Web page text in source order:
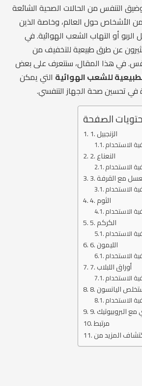
التنفس من الحالات الصحية الشائعة
من الأشخاص حول العالم، وخاصة الذين
أو التهاب الشعب الهوائية. في
عن طرق طبيعية للتخفيف من
في هذا المقال، سنتعرف على بعض
للشعب الهوائية التي يمكن
في تحسين صحة الجهاز التنفسي.
الصفحة
1. الزنجبيل
2. النعناع
مع القرفة
4. الثوم
5. الكركم
6. الليمون
7. أوراق اللبلاب
اليانسون
مع البروبيوتيك
مرتبط